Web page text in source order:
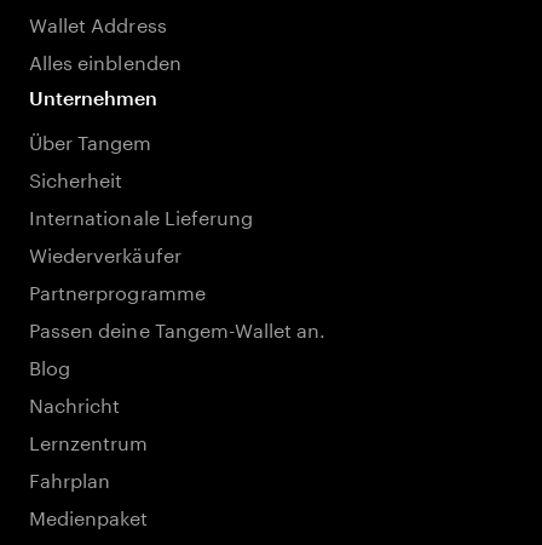
Wallet Address
Alles einblenden
Unternehmen
Über Tangem
Sicherheit
Internationale Lieferung
Wiederverkäufer
Partnerprogramme
Passen deine Tangem-Wallet an.
Blog
Nachricht
Lernzentrum
Fahrplan
Medienpaket